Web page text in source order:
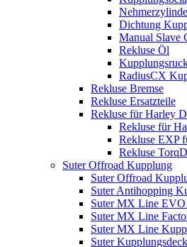
Dichtung
Manual Slave
Rekluse Öl
RadiusCX
Rekluse Bremse
Rekluse Ersatzteile
Rekluse für Harley
Rekluse für
Rekluse EXP
Rekluse
Suter Offroad Kupplung
Suter Offroad
Suter Antihopping
Suter MX Line
Suter MX Line
Suter MX Line
Suter